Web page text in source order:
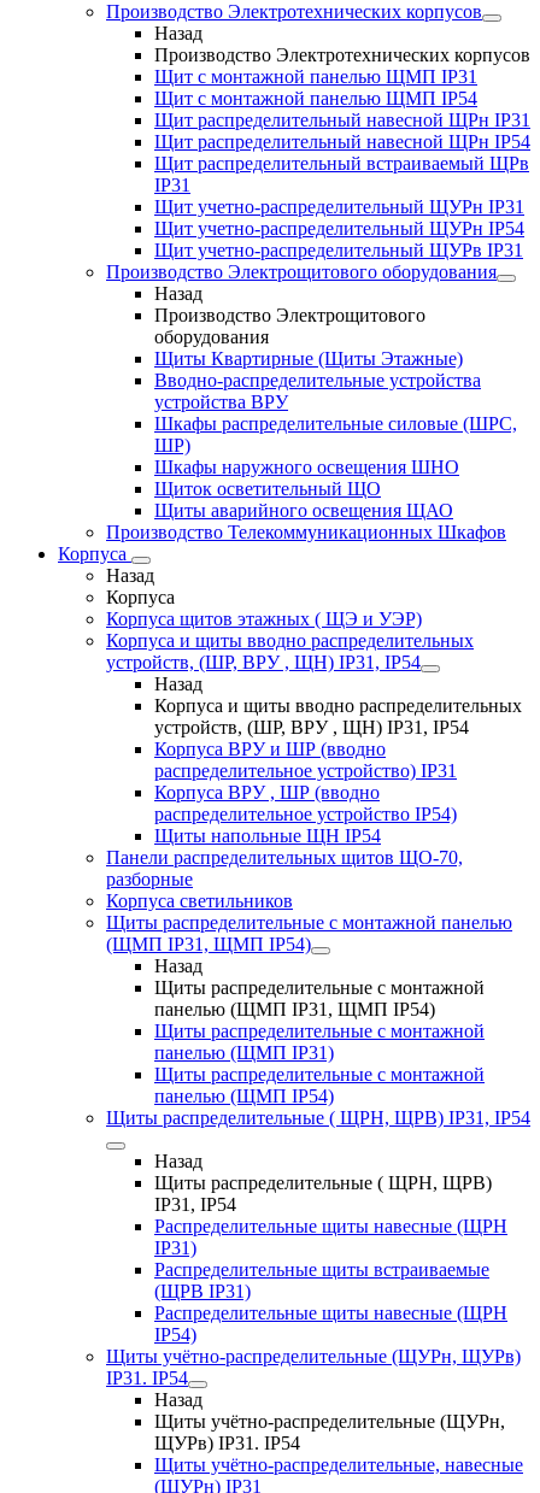
Производство Электротехнических корпусов
Назад
Производство Электротехнических корпусов
Щит с монтажной панелью ЩМП IP31
Щит с монтажной панелью ЩМП IP54
Щит распределительный навесной ЩРн IP31
Щит распределительный навесной ЩРн IP54
Щит распределительный встраиваемый ЩРв
IP31
Щит учетно-распределительный ЩУРн IP31
Щит учетно-распределительный ЩУРн IP54
Щит учетно-распределительный ЩУРв IP31
Производство Электрощитового оборудования
Назад
Производство Электрощитового
оборудования
Щиты Квартирные (Щиты Этажные)
Вводно-распределительные устройства
устройства ВРУ
Шкафы распределительные силовые (ШРС,
ШР)
Шкафы наружного освещения ШНО
Щиток осветительный ЩО
Щиты аварийного освещения ЩАО
Производство Телекоммуникационных Шкафов
Корпуса
Назад
Корпуса
Корпуса щитов этажных ( ЩЭ и УЭР)
Корпуса и щиты вводно распределительных
устройств, (ШР, ВРУ , ЩН) IP31, IP54
Назад
Корпуса и щиты вводно распределительных
устройств, (ШР, ВРУ , ЩН) IP31, IP54
Корпуса ВРУ и ШР (вводно
распределительное устройство) IP31
Корпуса ВРУ , ШР (вводно
распределительное устройство IP54)
Щиты напольные ЩН IP54
Панели распределительных щитов ЩО-70,
разборные
Корпуса светильников
Щиты распределительные с монтажной панелью
(ЩМП IP31, ЩМП IP54)
Назад
Щиты распределительные с монтажной
панелью (ЩМП IP31, ЩМП IP54)
Щиты распределительные с монтажной
панелью (ЩМП IP31)
Щиты распределительные с монтажной
панелью (ЩМП IP54)
Щиты распределительные ( ЩРН, ЩРВ) IP31, IP54
Назад
Щиты распределительные ( ЩРН, ЩРВ)
IP31, IP54
Распределительные щиты навесные (ЩРН
IP31)
Распределительные щиты встраиваемые
(ЩРВ IP31)
Распределительные щиты навесные (ЩРН
IP54)
Щиты учётно-распределительные (ЩУРн, ЩУРв)
IP31. IP54
Назад
Щиты учётно-распределительные (ЩУРн,
ЩУРв) IP31. IP54
Щиты учётно-распределительные, навесные
(ЩУРн) IP31